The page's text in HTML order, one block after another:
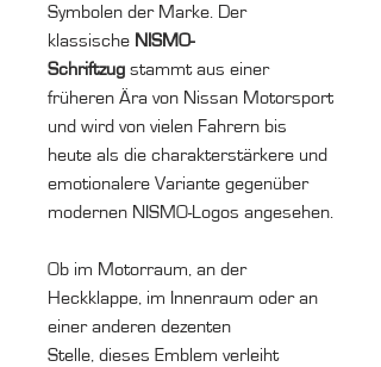
Symbolen der Marke. Der
klassische NISMO-
Schriftzug stammt aus einer
früheren Ära von Nissan Motorsport
und wird von vielen Fahrern bis
heute als die charakterstärkere und
emotionalere Variante gegenüber
modernen NISMO-Logos angesehen.
Ob im Motorraum, an der
Heckklappe, im Innenraum oder an
einer anderen dezenten
Stelle, dieses Emblem verleiht